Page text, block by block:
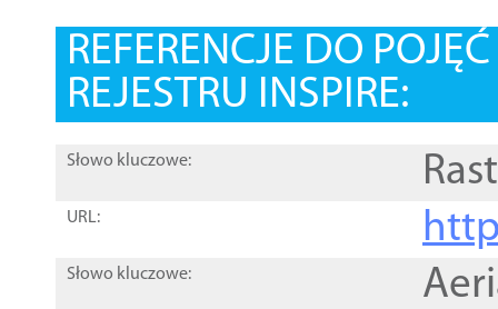
REFERENCJE DO
REJESTRU INSPIRE:
Słowo kluczowe:
URL:
Słowo kluczowe: